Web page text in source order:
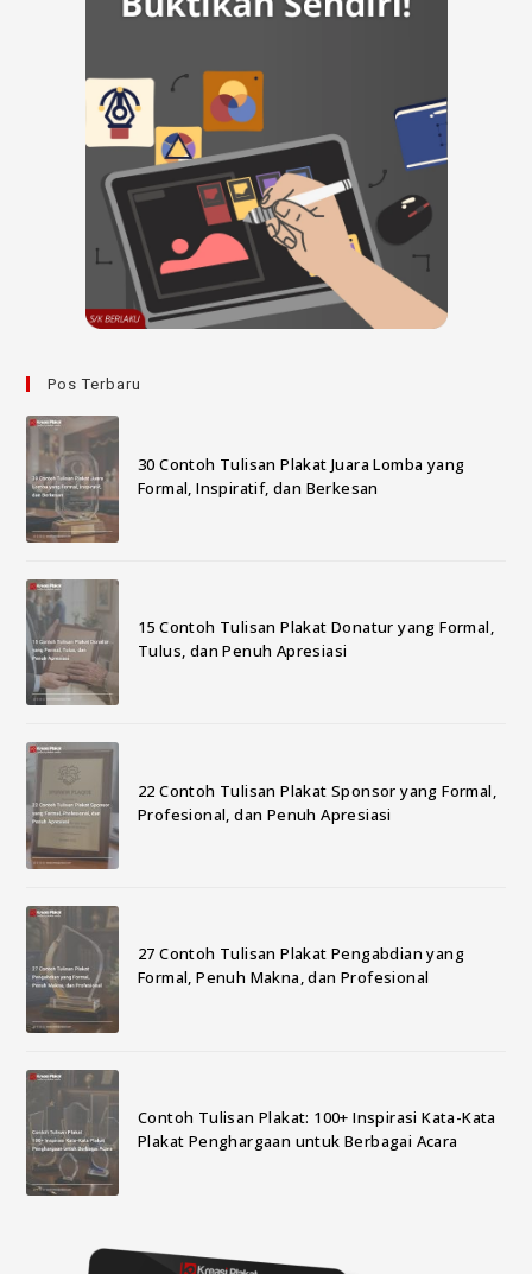
Pos Terbaru
30 Contoh Tulisan Plakat Juara Lomba yang
Formal, Inspiratif, dan Berkesan
15 Contoh Tulisan Plakat Donatur yang Formal,
Tulus, dan Penuh Apresiasi
22 Contoh Tulisan Plakat Sponsor yang Formal,
Profesional, dan Penuh Apresiasi
27 Contoh Tulisan Plakat Pengabdian yang
Formal, Penuh Makna, dan Profesional
Contoh Tulisan Plakat: 100+ Inspirasi Kata-Kata
Plakat Penghargaan untuk Berbagai Acara